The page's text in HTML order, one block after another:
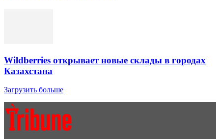
Wildberries открывает новые склады в городах
Казахстана
Загрузить больше